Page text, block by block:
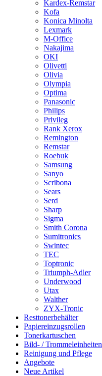
Kardex-Remstar
Kofa
Konica Minolta
Lexmark
M-Office
Nakajima
OKI
Olivetti
Olivia
Olympia
Optima
Panasonic
Philips
Privileg
Rank Xerox
Remington
Remstar
Roebuk
Samsung
Sanyo
Scribona
Sears
Serd
Sharp
Sigma
Smith Corona
Sumitronics
Swintec
TEC
Toptronic
Triumph-Adler
Underwood
Utax
Walther
ZYX-Tronic
Resttonerbehälter
Papiereinzugsrollen
Tonerkartuschen
Bild- / Trommeleinheiten
Reinigung und Pflege
Angebote
Neue Artikel